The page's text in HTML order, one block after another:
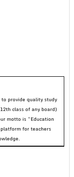
provide quality study
class of any board)
motto is “Education
for teachers